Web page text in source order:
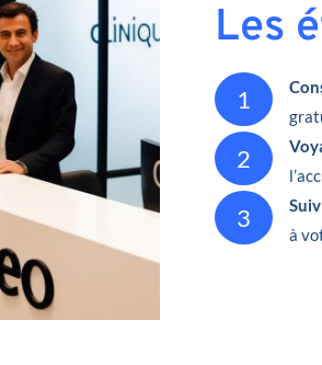
Les
1
2
3
à